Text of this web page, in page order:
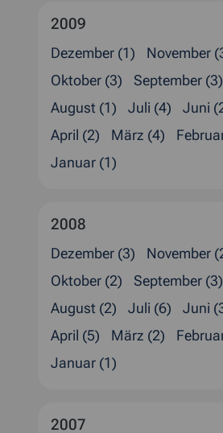
2009
Dezember (1)
November
Oktober (3)
September (3)
August (1)
Juli (4) Juni
April (2)
März (4)
Januar (1)
2008
Dezember (3)
November
Oktober (2)
September (3)
August (2)
Juli (6) Juni
April (5)
März (2)
Januar (1)
2007